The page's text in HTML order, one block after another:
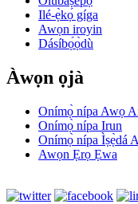
Ilé-ẹ̀kọ́ gíga
Awọn iroyin
Dásíbọ́ọ̀dù
Àwọn ọjà
Onímọ̀ nípa Awọ
Onímọ̀ nípa Irun
Onímọ̀ nípa Ìṣẹ̀dá
Awọn Ẹrọ Ẹwa